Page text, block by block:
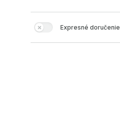
Expresné doručenie